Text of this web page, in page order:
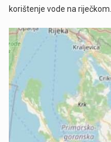
korištenje vode na riječkom…